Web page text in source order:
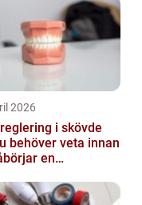
2026
i skövde
behöver veta innan
en